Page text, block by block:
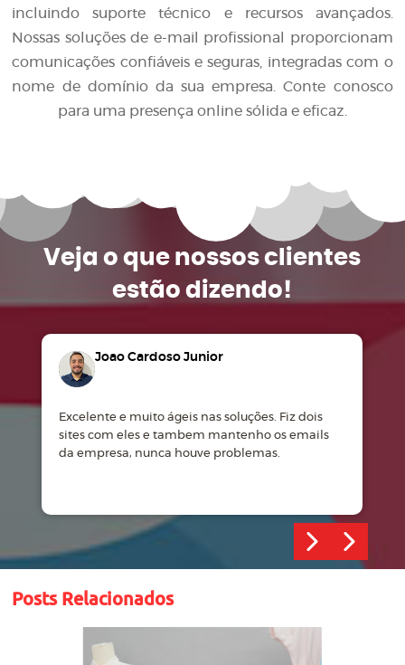
incluindo suporte técnico e recursos avançados.
Nossas soluções de e-mail profissional proporcionam
comunicações confiáveis e seguras, integradas com o
nome de domínio da sua empresa. Conte conosco
para uma presença online sólida e eficaz.
Veja o que nossos clientes
estão dizendo!
Joao Cardoso Junior
Excelente e muito ágeis nas soluções. Fiz dois
sites com eles e tambem mantenho os emails
da empresa, nunca houve problemas.
Posts Relacionados